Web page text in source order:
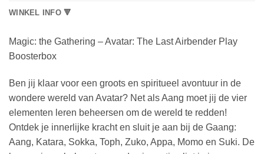
WINKEL INFO 🔻
Magic: the Gathering – Avatar: The Last Airbender Play
Boosterbox
Ben jij klaar voor een groots en spiritueel avontuur in de
wondere wereld van Avatar? Net als Aang moet jij de vier
elementen leren beheersen om de wereld te redden!
Ontdek je innerlijke kracht en sluit je aan bij de Gaang:
Aang, Katara, Sokka, Toph, Zuko, Appa, Momo en Suki. De